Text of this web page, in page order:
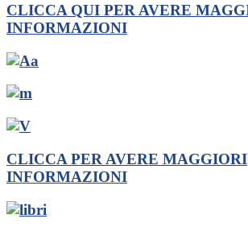
CLICCA QUI PER AVERE
INFORMAZIONI
CLICCA PER AVERE MAGGIORI
INFORMAZIONI